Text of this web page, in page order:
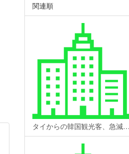
関連順
タイからの韓国観光客、急減